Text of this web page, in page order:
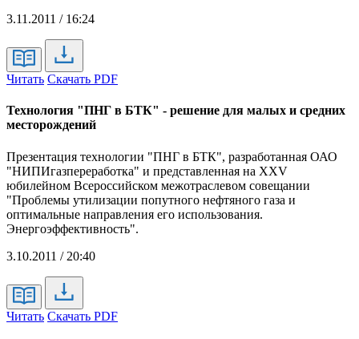
3.11.2011 / 16:24
Читать Скачать PDF
Технология "ПНГ в БТК" - решение для малых и средних
месторождений
Презентация технологии "ПНГ в БТК", разработанная ОАО
"НИПИгазпереработка" и представленная на XXV
юбилейном Всероссийском межотраслевом совещании
"Проблемы утилизации попутного нефтяного газа и
оптимальные направления его использования.
Энергоэффективность".
3.10.2011 / 20:40
Читать Скачать PDF